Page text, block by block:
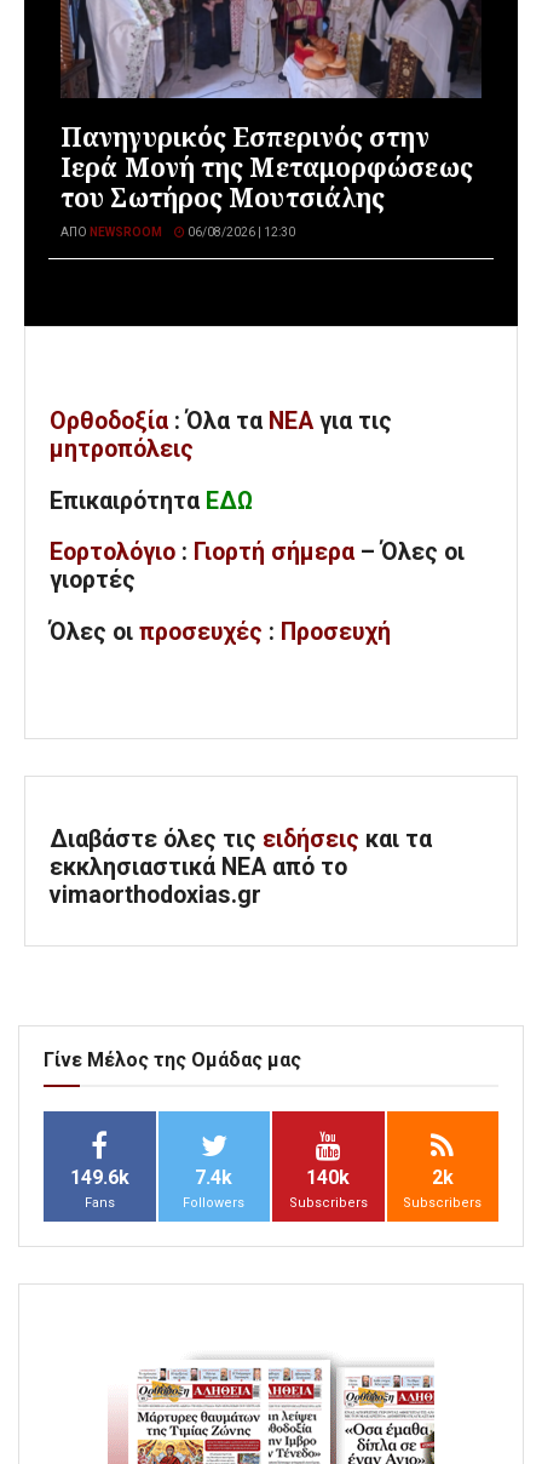
Πανηγυρικός Εσπερινός στην
Ιερά Μονή της Μεταμορφώσεως
του Σωτήρος Μουτσιάλης
ΑΠΌ NEWSROOM 06/08/2026 | 12:30
Ορθοδοξία : Όλα τα ΝΕΑ για τις
μητροπόλεις
Επικαιρότητα ΕΔΩ
Εορτολόγιο : Γιορτή σήμερα – Όλες οι
γιορτές
Όλες οι προσευχές : Προσευχή
Διαβάστε όλες τις ειδήσεις και τα
εκκλησιαστικά ΝΕΑ από το
vimaorthodoxias.gr
Γίνε Μέλος της Ομάδας μας
149.6k
Fans
7.4k
Followers
140k
Subscribers
2k
Subscribers